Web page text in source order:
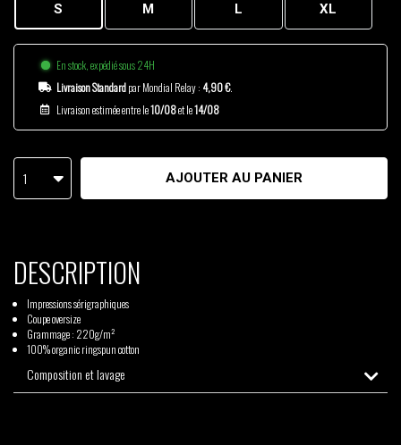
S M L XL
En stock, expédié sous 24H
Livraison Standardpar Mondial Relay : 4,90 €.
Livraison estimée entre le10/08et le14/08
1 AJOUTER AU PANIER
DESCRIPTION
Impressions sérigraphiques
Coupe oversize
Grammage : 220g/m²
100% organic ringspun cotton
Composition et lavage